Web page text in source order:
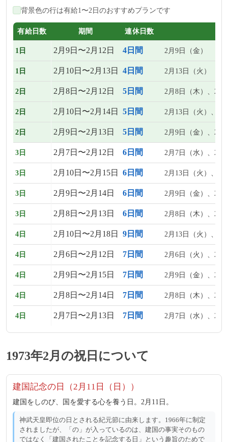
背景色の行は有給1〜2日のおすすめプランです
有給日数 期間 連休日数
1日 2月9日〜2月12日 4日間 2月9日（金）
1日 2月10日〜2月13日 4日間 2月13日（火）
2日 2月8日〜2月12日 5日間 2月8日（木）、2月
2日 2月10日〜2月14日 5日間 2月13日（火）、2
2日 2月9日〜2月13日 5日間 2月9日（金）、2月
3日 2月7日〜2月12日 6日間 2月7日（水）、2
3日 2月10日〜2月15日 6日間 2月13日（火）、2
3日 2月9日〜2月14日 6日間 2月9日（金）、2月
3日 2月8日〜2月13日 6日間 2月8日（木）、2月
4日 2月10日〜2月18日 9日間 2月13日（火）、2
4日 2月6日〜2月12日 7日間 2月6日（火）、2
4日 2月9日〜2月15日 7日間 2月9日（金）、2月
4日 2月8日〜2月14日 7日間 2月8日（木）、2月
4日 2月7日〜2月13日 7日間 2月7日（水）、2
1973年2月の祝日について
建国記念の日（2月11日（日））
建国をしのび、国を愛する心を養う日。2月11日。
神武天皇即位の日とされる紀元節に由来します。1966年に制定
されましたが、「の」が入っているのは、建国の事実そのもの
ではなく「建国されたことを記念する日」という趣旨のためで